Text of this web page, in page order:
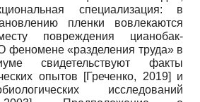
специализация: в
пленки вовлекаются
повреждения цианобак­
феномене «разделения труда» в
свидетельствуют факты
опытов
[Греченко, 2019] и
исследований